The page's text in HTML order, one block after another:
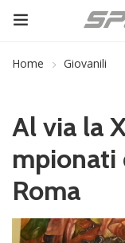
Home Giovanili
Al via la
mpionati
Roma